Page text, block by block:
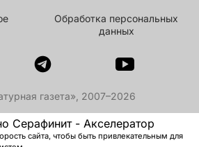
Обработка персональных
данных
газета», 2007–2026
Серафинит - Акселератор
сайта, чтобы быть привлекательным для